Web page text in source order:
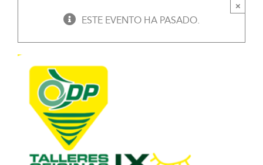
ESTE EVENTO HA PASADO.
×